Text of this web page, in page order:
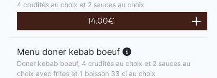
4 crudités au choix et 2 sauces au choix
14.00€
Menu doner kebab boeuf
Doner kebab boeuf, 4 crudités au choix et 2 sauces au
choix avec frites et 1 boisson 33 cl au choix